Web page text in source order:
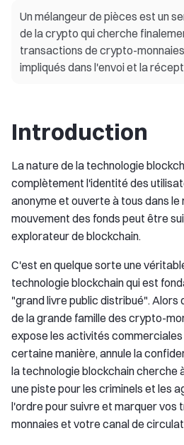
Un mélangeur de pièces est un
de la crypto qui cherche
transactions de crypto-
impliqués dans l'envoi et la
Introduction
La nature de la technologie
complètement l'identité des
anonyme et ouverte à tous dans le
mouvement des fonds peut être
explorateur de blockchain.
C'est en quelque sorte une
technologie blockchain qui est
"grand livre public distribué". Alors
de la grande famille des crypto-
expose les activités
certaine manière, annule la
la technologie blockchain cherche
une piste pour les criminels et les
l'ordre pour suivre et marquer vos
monnaies et votre canal de